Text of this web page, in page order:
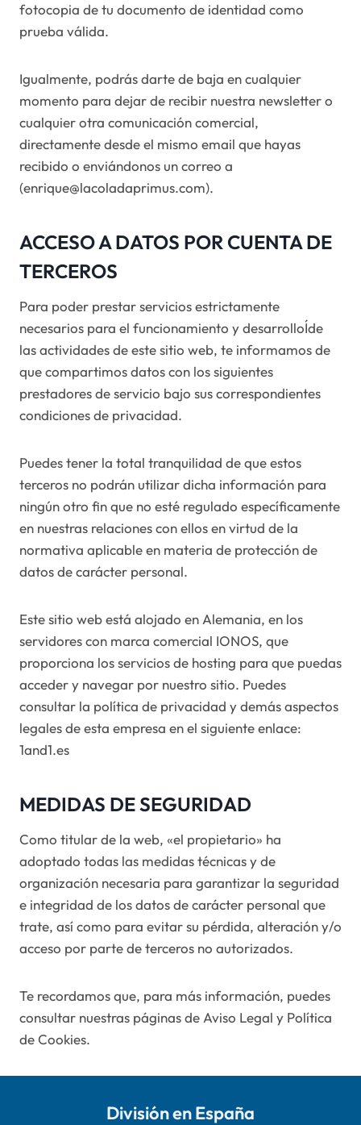
fotocopia de tu documento de identidad como
prueba válida.
Igualmente, podrás darte de baja en cualquier
momento para dejar de recibir nuestra newsletter o
cualquier otra comunicación comercial,
directamente desde el mismo email que hayas
recibido o enviándonos un correo a
(enrique@lacoladaprimus.com).
ACCESO A DATOS POR CUENTA DE
TERCEROS
Para poder prestar servicios estrictamente
necesarios para el funcionamiento y desarrolloÍde
las actividades de este sitio web, te informamos de
que compartimos datos con los siguientes
prestadores de servicio bajo sus correspondientes
condiciones de privacidad.
Puedes tener la total tranquilidad de que estos
terceros no podrán utilizar dicha información para
ningún otro fin que no esté regulado específicamente
en nuestras relaciones con ellos en virtud de la
normativa aplicable en materia de protección de
datos de carácter personal.
Este sitio web está alojado en Alemania, en los
servidores con marca comercial IONOS, que
proporciona los servicios de hosting para que puedas
acceder y navegar por nuestro sitio. Puedes
consultar la política de privacidad y demás aspectos
legales de esta empresa en el siguiente enlace:
1and1.es
MEDIDAS DE SEGURIDAD
Como titular de la web, «el propietario» ha
adoptado todas las medidas técnicas y de
organización necesaria para garantizar la seguridad
e integridad de los datos de carácter personal que
trate, así como para evitar su pérdida, alteración y/o
acceso por parte de terceros no autorizados.
Te recordamos que, para más información, puedes
consultar nuestras páginas de Aviso Legal y Política
de Cookies.
División en España